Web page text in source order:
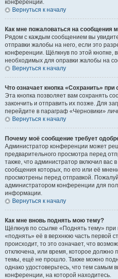
конференции.
Вернуться к началу
Как мне пожаловаться на сообщения
Рядом с каждым сообщением вы
отправки жалобы на него, если это
конференции. Щёлкнув по этой кнопке,
необходимых для оправки жалобы на
Вернуться к началу
Что означает кнопка «Сохранить»
Эта кнопка позволяет вам сохранять
закончить и отправить их позже. Для
перейдите в параграф «Черновики»
Вернуться к началу
Почему моё сообщение требует
Администратор конференции может
предварительного просмотра перед
также, что администратор включил вас
сообщения которых, по его или её
просмотрены перед отправкой.
администратором конференции для
информации.
Вернуться к началу
Как мне вновь поднять мою тему?
Щёлкнув по ссылке «Поднять тему»
«поднять» её в верхнюю часть первой
происходит, то это означает, что
отключена, или время, которое должно
темы, ещё не прошло. Также можно
однако удостоверьтесь, что тем самым
конференции, на которой находитесь.